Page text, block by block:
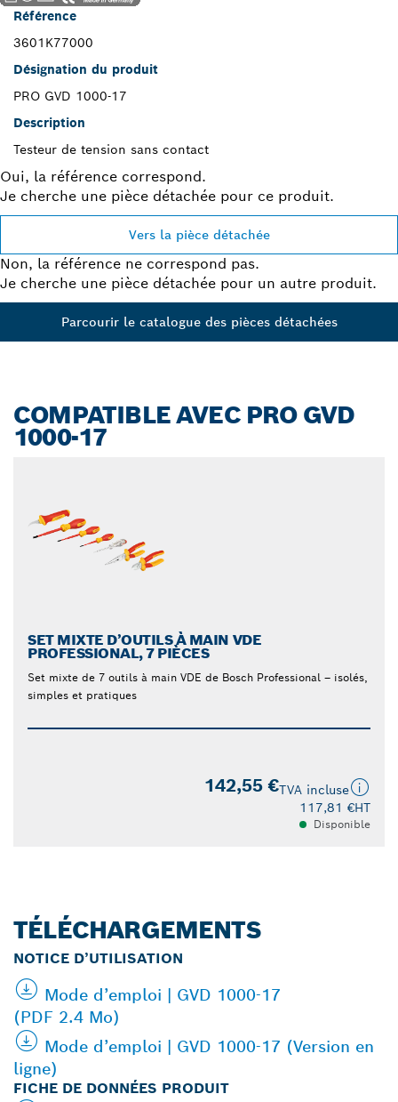
Référence
3601K77000
Désignation du produit
PRO GVD 1000-17
Description
Testeur de tension sans contact
Oui, la référence correspond.
Je cherche une pièce détachée pour ce produit.
Vers la pièce détachée
Non, la référence ne correspond pas.
Je cherche une pièce détachée pour un autre produit.
Parcourir le catalogue des pièces détachées
COMPATIBLE AVEC PRO GVD
1000-17
SET MIXTE D’OUTILS À MAIN VDE
PROFESSIONAL, 7 PIÈCES
Set mixte de 7 outils à main VDE de Bosch Professional – isolés,
simples et pratiques
142,55 €TVA incluse
117,81 €HT
Disponible
TÉLÉCHARGEMENTS
NOTICE D’UTILISATION
Mode d’emploi | GVD 1000-17
(PDF 2.4 Mo)
Mode d’emploi | GVD 1000-17 (Version en
ligne)
FICHE DE DONNÉES PRODUIT